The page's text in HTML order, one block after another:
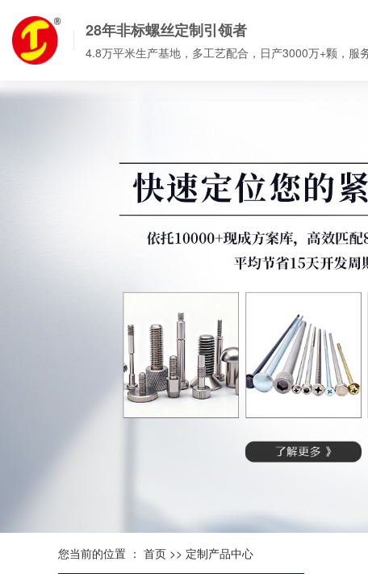
28年非标螺丝定制引领者
4.8万平米生产基地，多工艺配合，日产3000万+颗，服
您当前的位置 ： 首页 >> 定制产品中心